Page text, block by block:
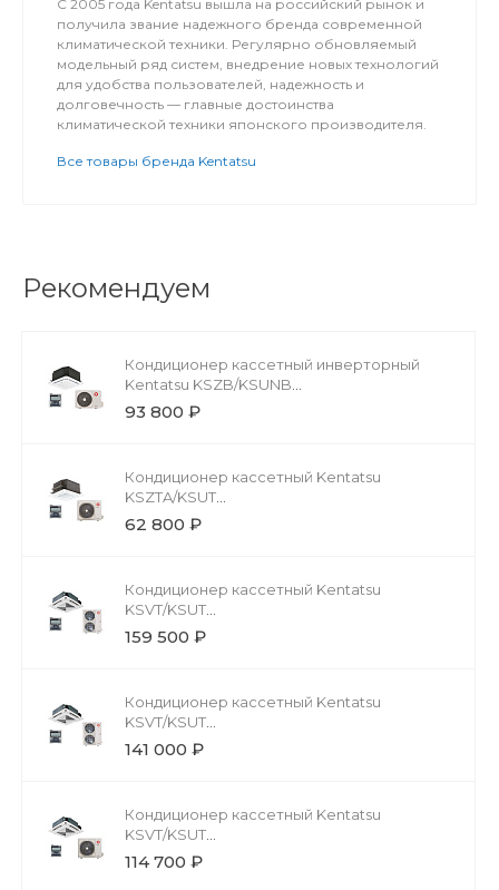
С 2005 года Kentatsu вышла на российский рынок и
получила звание надежного бренда современной
климатической техники. Регулярно обновляемый
модельный ряд систем, внедрение новых технологий
для удобства пользователей, надежность и
долговечность — главные достоинства
климатической техники японского производителя.
Все товары бренда Kentatsu
Рекомендуем
Кондиционер кассетный инверторный
Kentatsu KSZB/KSUNB
KSZB53HZAN1/1/KSUNB53HZAN1/KPU65-D
93 800 ₽
Кондиционер кассетный Kentatsu
KSZTA/KSUT
KSZTA35HFAN1/KSUTA35HFAN1/KPU65-D
62 800 ₽
Кондиционер кассетный Kentatsu
KSVT/KSUT
KSVT176HFAN3/KSUT176HFAN3/KPU95-DR
159 500 ₽
Кондиционер кассетный Kentatsu
KSVT/KSUT
KSVT140HFAN3/KSUT140HFAN3/KPU95-DR
141 000 ₽
Кондиционер кассетный Kentatsu
KSVT/KSUT
KSVT105HFAN3/KSUR105HFAN3/KPU95-DR
114 700 ₽